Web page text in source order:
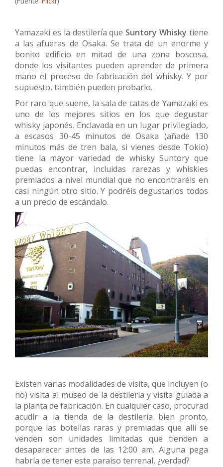
Yamazaki es la destilería que Suntory Whisky tiene
a las afueras de Osaka. Se trata de un enorme y
bonito edificio en mitad de una zona boscosa,
donde los visitantes pueden aprender de primera
mano el proceso de fabricación del whisky. Y por
supuesto, también pueden probarlo.
Por raro que suene, la sala de catas de Yamazaki es
uno de los mejores sitios en los que degustar
whisky japonés. Enclavada en un lugar privilegiado,
a escasos 30-45 minutos de Osaka (añade 130
minutos más de tren bala, si vienes desde Tokio)
tiene la mayor variedad de whisky Suntory que
puedas encontrar, incluidas rarezas y whiskies
premiados a nivel mundial que no encontraréis en
casi ningún otro sitio. Y podréis degustarlos todos
a un precio de escándalo.
Existen varias modalidades de visita, que incluyen (o
no) visita al museo de la destilería y visita guiada a
la planta de fabricación. En cualquier caso, procurad
acudir a la tienda de la destilería bien pronto,
porque las botellas raras y premiadas que allí se
venden son unidades limitadas que tienden a
desaparecer antes de las 12:00 am. Alguna pega
habría de tener este paraíso terrenal, ¿verdad?